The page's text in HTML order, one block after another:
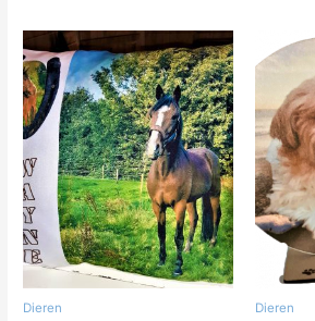
Dieren Dieren